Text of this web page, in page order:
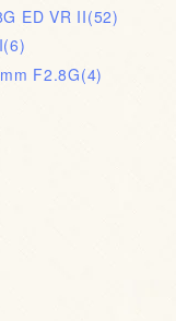
ED VR II(52)
(6)
F2.8G(4)